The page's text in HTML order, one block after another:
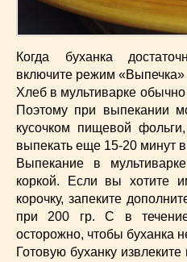
Когда буханка
включите режим
Хлеб в мультиварке
Поэтому при выпекании
кусочком пищевой
выпекать еще 15-20 минут
Выпекание в
коркой. Если вы хотите
корочку, запеките
при 200 гр. С в
осторожно, чтобы буханка
Готовую буханку